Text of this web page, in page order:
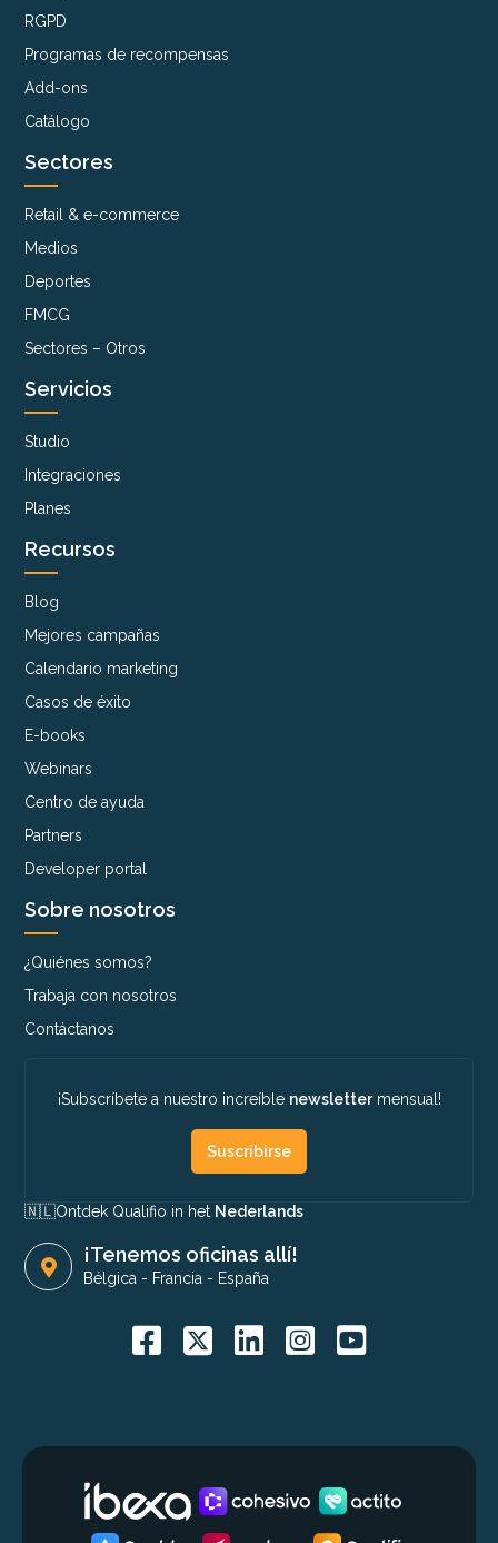
RGPD
Programas de recompensas
Add-ons
Catálogo
Sectores
Retail & e-commerce
Medios
Deportes
FMCG
Sectores – Otros
Servicios
Studio
Integraciones
Planes
Recursos
Blog
Mejores campañas
Calendario marketing
Casos de éxito
E-books
Webinars
Centro de ayuda
Partners
Developer portal
Sobre nosotros
¿Quiénes somos?
Trabaja con nosotros
Contáctanos
¡Subscríbete a nuestro increíble newslettermensual!
Suscribirse
🇳🇱​Ontdek Qualifio in het Nederlands
¡Tenemos oficinas allí!
Bélgica - Francia - España